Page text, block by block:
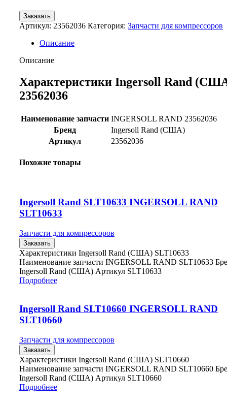
Заказать
Артикул: 23562036 Категория: Запчасти для компрессоров
Описание
Описание
Характеристики Ingersoll Rand
23562036
Наименование запчасти INGERSOLL RAND 23562036
Бренд
Ingersoll Rand (США)
Артикул
23562036
Похожие товары
Ingersoll Rand SLT10633 INGERSOLL RAND
SLT10633
Запчасти для компрессоров
Заказать
Характеристики Ingersoll Rand (США) SLT10633
Наименование запчасти INGERSOLL RAND SLT10633
Ingersoll Rand (США) Артикул SLT10633
Подробнее
Ingersoll Rand SLT10660 INGERSOLL RAND
SLT10660
Запчасти для компрессоров
Заказать
Характеристики Ingersoll Rand (США) SLT10660
Наименование запчасти INGERSOLL RAND SLT10660
Ingersoll Rand (США) Артикул SLT10660
Подробнее